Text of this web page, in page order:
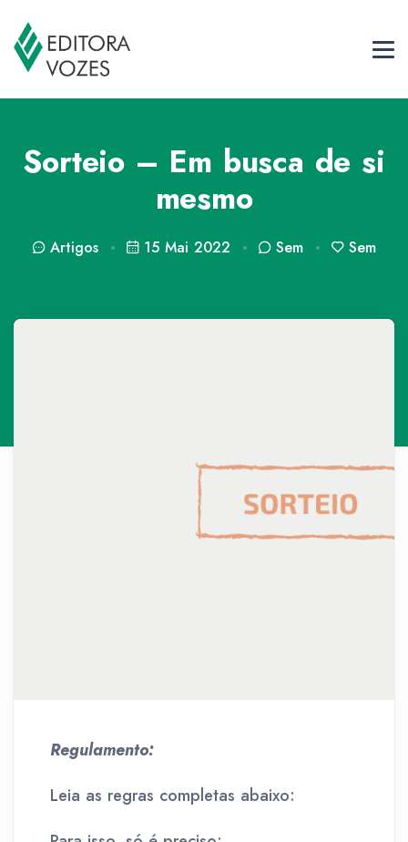
Sorteio – Em busca de si
mesmo
Artigos 15 Mai 2022 Sem Sem
Regulamento:
Leia as regras completas abaixo: